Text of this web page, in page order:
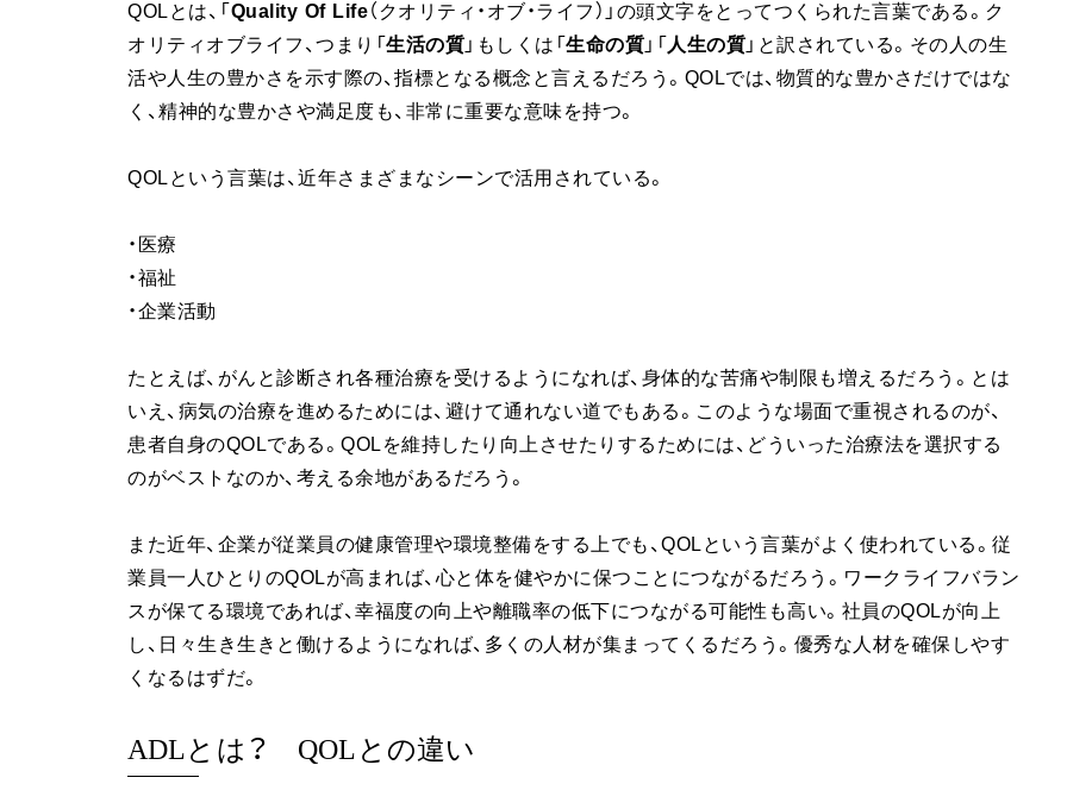
QOLとは、「 Quality Of Life（クオリティ・オブ・ライフ）」の頭文字をとってつくられた言葉である。ク
オリティオブライフ、つまり「 生活の質 」もしくは「 生命の質 」「 人生の質 」と訳されている。その人の生
活や人生の豊かさを示す際の、指標となる概念と言えるだろう。QOLでは、物質的な豊かさだけではな
く、精神的な豊かさや満足度も、非常に重要な意味を持つ。
QOLという言葉は、近年さまざまなシーンで活用されている。
・医療
・福祉
・企業活動
たとえば、がんと診断され各種治療を受けるようになれば、身体的な苦痛や制限も増えるだろう。とは
いえ、病気の治療を進めるためには、避けて通れない道でもある。このような場面で重視されるのが、
患者自身のQOLである。QOLを維持したり向上させたりするためには、どういった治療法を選択する
のがベストなのか、考える余地があるだろう。
また近年、企業が従業員の健康管理や環境整備をする上でも、QOLという言葉がよく使われている。従
業員一人ひとりのQOLが高まれば、心と体を健やかに保つことにつながるだろう。ワークライフバラン
スが保てる環境であれば、幸福度の向上や離職率の低下につながる可能性も高い。社員のQOLが向上
し、日々生き生きと働けるようになれば、多くの人材が集まってくるだろう。優秀な人材を確保しやす
くなるはずだ。
ADLとは？ QOLとの違い